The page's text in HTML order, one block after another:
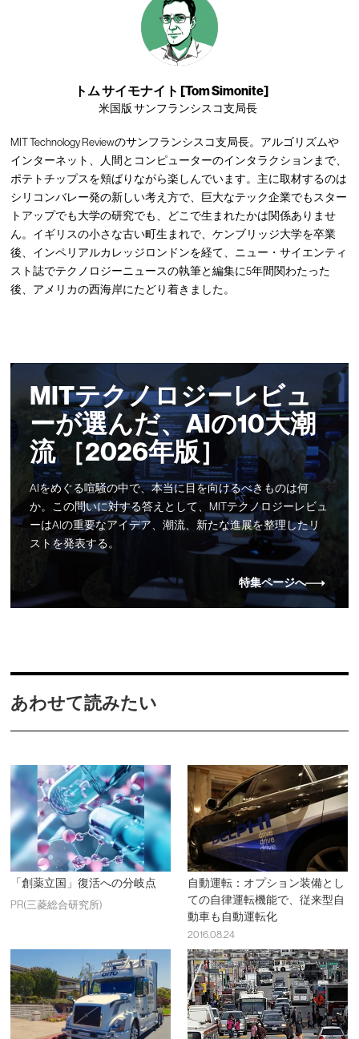
トム サイモナイト [Tom Simonite]
米国版 サンフランシスコ支局長
MIT Technology Reviewのサンフランシスコ支局長。アルゴリズムや
インターネット、人間とコンピューターのインタラクションまで、
ポテトチップスを頬ばりながら楽しんでいます。主に取材するのは
シリコンバレー発の新しい考え方で、巨大なテック企業でもスター
トアップでも大学の研究でも、どこで生まれたかは関係ありませ
ん。イギリスの小さな古い町生まれで、ケンブリッジ大学を卒業
後、インペリアルカレッジロンドンを経て、ニュー・サイエンティ
スト誌でテクノロジーニュースの執筆と編集に5年間関わたった
後、アメリカの西海岸にたどり着きました。
MITテクノロジーレビュ
ーが選んだ、AIの10大潮
流 ［2026年版］
AIをめぐる喧騒の中で、本当に目を向けるべきものは何
か。この問いに対する答えとして、MITテクノロジーレビュ
ーはAIの重要なアイデア、潮流、新たな進展を整理したリ
ストを発表する。
特集ページへ
あわせて読みたい
「創薬立国」復活への分岐点
PR(三菱総合研究所)
自動運転：オプション装備とし
ての自律運転機能で、従来型自
動車も自動運転化
2016.08.24